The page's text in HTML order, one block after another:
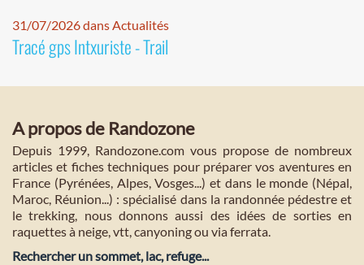
31/07/2026 dans Actualités
Tracé gps Intxuriste - Trail
A propos de Randozone
Depuis 1999, Randozone.com vous propose de nombreux
articles et fiches techniques pour préparer vos aventures en
France (Pyrénées, Alpes, Vosges...) et dans le monde (Népal,
Maroc, Réunion...) : spécialisé dans la randonnée pédestre et
le trekking, nous donnons aussi des idées de sorties en
raquettes à neige, vtt, canyoning ou via ferrata.
Rechercher un sommet, lac, refuge...